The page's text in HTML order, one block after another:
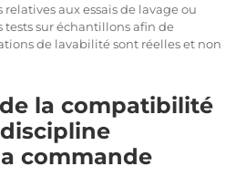
aux essais de lavage ou
tests sur échantillons afin de
de lavabilité sont réelles et non
la compatibilité
commande